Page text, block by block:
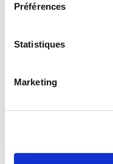
Préférences
Statistiques
Marketing